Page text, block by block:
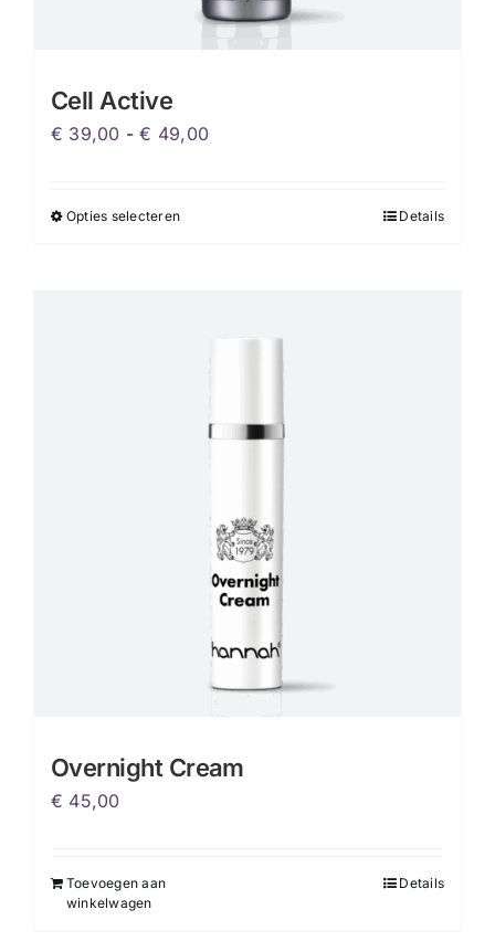
Cell Active
€ 39,00 - € 49,00
Opties selecterenDit
variaties.
Deze
kan
productpagina
Details
Overnight Cream
€ 45,00
Toevoegen aan
winkelwagen
Details